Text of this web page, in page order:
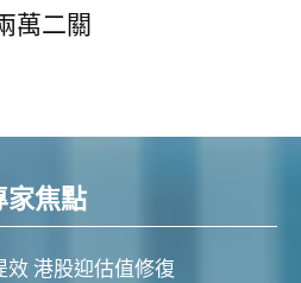
萬二關
家焦點
效 港股迎估值修復